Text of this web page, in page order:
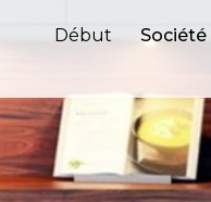
Début Société